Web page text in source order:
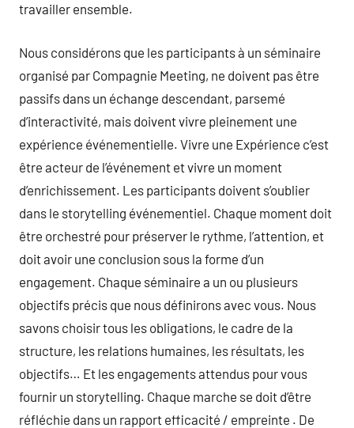
travailler ensemble.
Nous considérons que les participants à un séminaire
organisé par Compagnie Meeting, ne doivent pas être
passifs dans un échange descendant, parsemé
d’interactivité, mais doivent vivre pleinement une
expérience événementielle. Vivre une Expérience c’est
être acteur de l’événement et vivre un moment
d’enrichissement. Les participants doivent s’oublier
dans le storytelling événementiel. Chaque moment doit
être orchestré pour préserver le rythme, l’attention, et
doit avoir une conclusion sous la forme d’un
engagement. Chaque séminaire a un ou plusieurs
objectifs précis que nous définirons avec vous. Nous
savons choisir tous les obligations, le cadre de la
structure, les relations humaines, les résultats, les
objectifs… Et les engagements attendus pour vous
fournir un storytelling. Chaque marche se doit d’être
réfléchie dans un rapport efficacité / empreinte . De